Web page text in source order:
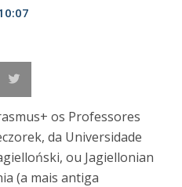
os Professores
da Universidade
ou Jagiellonian
(a mais antiga